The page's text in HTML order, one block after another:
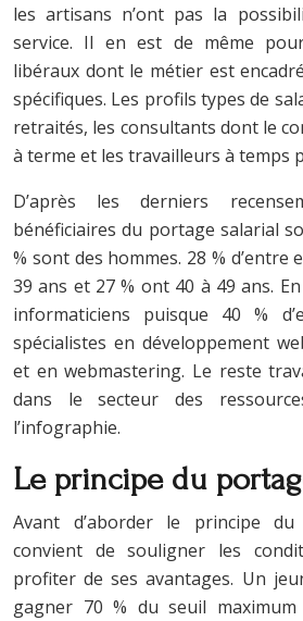
les artisans n’ont pas la
service. Il en est de même
libéraux dont le métier est
spécifiques. Les profils types de
retraités, les consultants dont le
à terme et les travailleurs à temps
D’après les derniers
bénéficiaires du portage salarial
% sont des hommes. 28 % d’entre
39 ans et 27 % ont 40 à 49 ans.
informaticiens puisque 40 %
spécialistes en développement
et en webmastering. Le reste
dans le secteur des
l’infographie.
Le principe du
Avant d’aborder le principe
convient de souligner les
profiter de ses avantages. Un
gagner 70 % du seuil